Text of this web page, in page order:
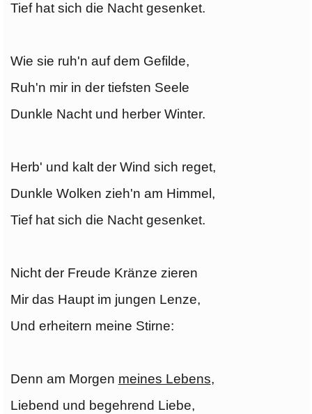
Tief hat sich die Nacht gesenket.
Wie sie ruh'n auf dem Gefilde,
Ruh'n mir in der tiefsten Seele
Dunkle Nacht und herber Winter.
Herb' und kalt der Wind sich reget,
Dunkle Wolken zieh'n am Himmel,
Tief hat sich die Nacht gesenket.
Nicht der Freude Kränze zieren
Mir das Haupt im jungen Lenze,
Und erheitern meine Stirne:
Denn am Morgen meines Lebens,
Liebend und begehrend Liebe,